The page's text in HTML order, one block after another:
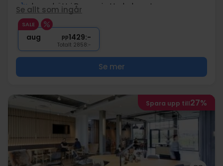
1x huvudrätt i Brasserie Underhuset
∞ Centralt läge
∞ Gratis internet
Se allt som ingår
SALE
aug pp1429:-
Totalt 2858:-
Se mer
Spara upp till27%